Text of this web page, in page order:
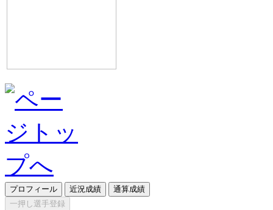
プロフィール 近況成績
通算成績
一押し選手登録